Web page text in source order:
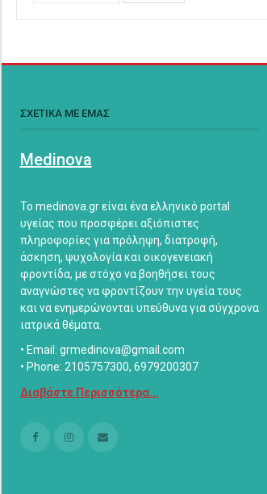
ΣΧΕΤΙΚΑ ΜΕ ΕΜΑΣ
Medinova
Το medinova.gr είναι ένα ελληνικό portal
υγείας που προσφέρει αξιόπιστες
πληροφορίες για πρόληψη, διατροφή,
άσκηση, ψυχολογία και οικογενειακή
φροντίδα, με στόχο να βοηθήσει τους
αναγνώστες να φροντίζουν την υγεία τους
και να ενημερώνονται υπεύθυνα για σύγχρονα
ιατρικά θέματα.
• Email: grmedinova@gmail.com
• Phone: 2105757300, 6979200307
Διαβάστε Περισσότερα...